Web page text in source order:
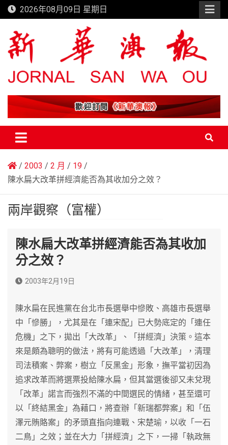
Skip
to
content
2026年08月09日 星期日
新華澳報
2003 2 月
19
陳水扁大改革拼經濟能否為其收加分之效？
兩岸觀察（富權）
陳水扁大改革拼經濟能否為其收加
分之效？
2003年2月19日
陳水扁在民進黨在台北市長選舉中慘敗、高雄市長選舉
中「慘勝」，尤其是在「連宋配」已大勢底定的「連任
危機」之下，拋出「大改革」、「拼經濟」決策。這本
來是頗為聰明的做法，將有可能透過「大改革」，清理
司法積案、弊案，樹立「反黑金」形象，撫平當初因為
追求改革而將選票投給陳水扁，但其當選後卻又未兌現
「改革」諾言而強烈不滿的中間選民的情緒，甚至還可
以「終結黑金」為藉口，將查辦「新瑞都弊案」和「伍
澤元賄賂案」的矛頭直指向連戰、宋楚瑜，以收「一石
二鳥」之效；並在大力「拼經濟」之下，一掃「執政無